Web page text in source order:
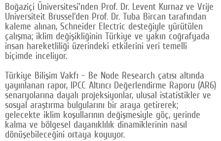
Boğaziçi Üniversitesi'nden Prof. Dr. Levent Kurnaz ve Vrije
Universiteit Brussel'den Prof. Dr. Tuba Bircan tarafından
kaleme alınan, Schneider Electric desteğiyle yürütülen
çalışma; iklim değişikliğinin Türkiye ve yakın coğrafyada
insan hareketliliği üzerindeki etkilerini veri temelli
biçimde inceliyor.
Türkiye Bilişim Vakfı – Be Node Research çatısı altında
yayınlanan rapor, IPCC Altıncı Değerlendirme Raporu (AR6)
senaryolarına dayalı projeksiyonlar, ulusal istatistikler ve
sosyal araştırma bulgularını bir araya getirerek;
gelecekte iklim koşullarının değişmesiyle göç, yerinde
kalma ve bölgesel dayanıklılık dinamiklerinin nasıl
dönüşebileceğini ortaya koyuyor.